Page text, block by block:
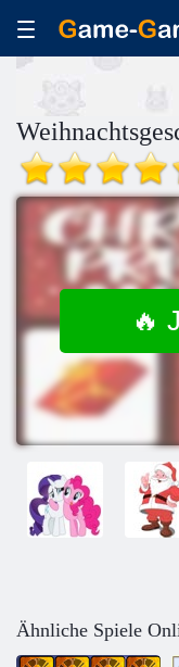
🔥
Ähnliche Spiele